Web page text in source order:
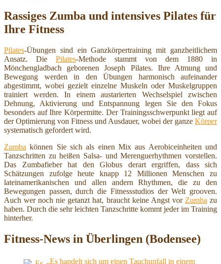
Rassiges Zumba und intensives Pilates für
Ihre Fitness
Pilates-Übungen sind ein Ganzkörpertraining mit ganzheitlichem
Ansatz. Die Pilates-Methode stammt von dem 1880 in
Mönchengladbach geborenen Joseph Pilates. Ihre Atmung und
Bewegung werden in den Übungen harmonisch aufeinander
abgestimmt, wobei gezielt einzelne Muskeln oder Muskelgruppen
trainiert werden. In einem austarierten Wechselspiel zwischen
Dehnung, Aktivierung und Entspannung legen Sie den Fokus
besonders auf Ihre Körpermitte. Der Trainingsschwerpunkt liegt auf
der Optimierung von Fitness und Ausdauer, wobei der ganze Körper
systematisch gefordert wird.
Zumba können Sie sich als einen Mix aus Aerobiceinheiten und
Tanzschritten zu heißen Salsa- und Merenguerhythmen vorstellen.
Das Zumbafieber hat den Globus derart ergriffen, dass sich
Schätzungen zufolge heute knapp 12 Millionen Menschen zu
lateinamerikanischen und allen andern Rhythmen, die zu den
Bewegungen passen, durch die Fitnessstudios der Welt grooven.
Auch wer noch nie getanzt hat, braucht keine Angst vor Zumba zu
haben. Durch die sehr leichten Tanzschritte kommt jeder im Training
hinterher.
Fitness-News in Überlingen (Bodensee)
„Es handelt sich um einen Tauchunfall in einem